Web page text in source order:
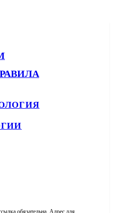
обязательна. Адрес для